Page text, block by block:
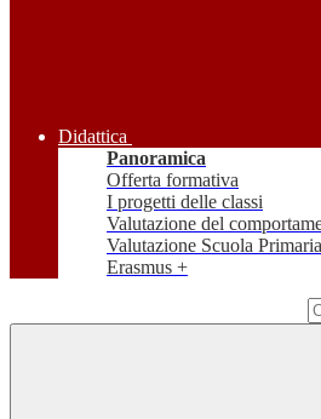
Didattica
Panoramica
Offerta formativa
I progetti delle classi
Valutazione del
Valutazione Scuola Primaria
Erasmus +